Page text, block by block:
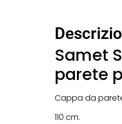
Samet
parete
Cappa da
110 cm.